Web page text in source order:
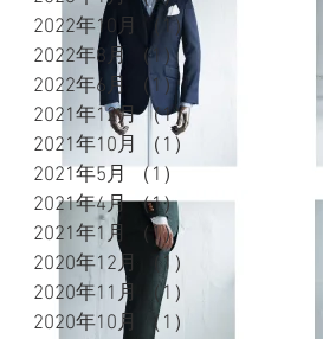
2022年10月
（1） 1件の記事
2022年8月
（1）1件の記事
2022年6月
（1）1件の記事
2021年12月 （1）
2021年10月
（1）
2021年5月
（1）
2021年4月 （1）1件の記事
2021年1月
（1）1件の記事
2020年12月
（1）
2020年11月
（1）
2020年10月
（1）